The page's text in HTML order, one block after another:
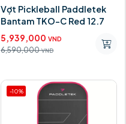
Vợt Pickleball Paddletek
Bantam TKO-C Red 12.7
5,939,000 VND
6,590,000 VND
-10%